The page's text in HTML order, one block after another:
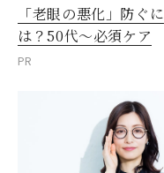
「老眼の悪化」防ぐに
は？50代～必須ケア
PR